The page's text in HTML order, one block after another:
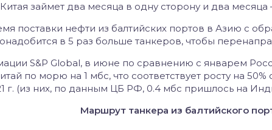
займет два месяца в одну сторону и два месяца
поставки нефти из балтийских портов в Азию с
в 5 раз больше танкеров, чтобы
S&P Global, в июне по сравнению с январем
по морю на 1 мбс, что соответствует росту на
г. (из них, по данным ЦБ РФ, 0.4 мбс пришлось на
Маршрут танкера из балтийского